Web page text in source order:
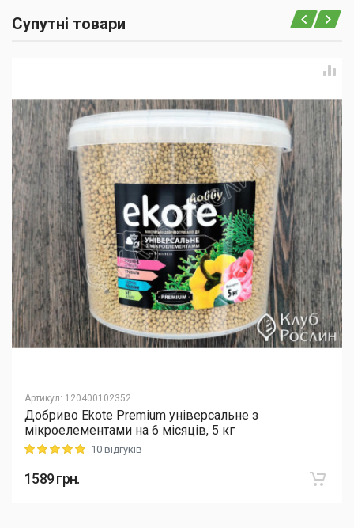
Супутні товари
Артикул: 120400102352
Добриво Еkote Premium універсальне з
мікроелементами на 6 місяців, 5 кг
Rating: 5 out of 510 відгуків
1589грн.